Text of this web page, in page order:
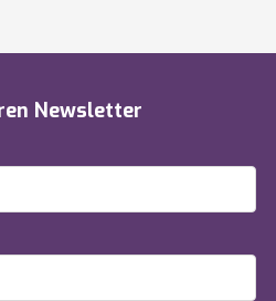
Newsletter